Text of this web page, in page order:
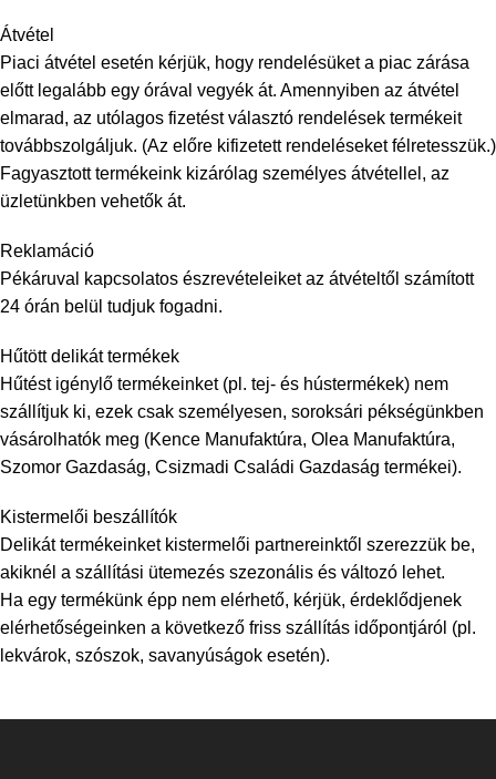
Átvétel
Piaci átvétel esetén kérjük, hogy rendelésüket a piac zárása
előtt legalább egy órával vegyék át. Amennyiben az átvétel
elmarad, az utólagos fizetést választó rendelések termékeit
továbbszolgáljuk. (Az előre kifizetett rendeléseket félretesszük.)
Fagyasztott termékeink kizárólag személyes átvétellel, az
üzletünkben vehetők át.
Reklamáció
Pékáruval kapcsolatos észrevételeiket az átvételtől számított
24 órán belül tudjuk fogadni.
Hűtött delikát termékek
Hűtést igénylő termékeinket (pl. tej- és hústermékek) nem
szállítjuk ki, ezek csak személyesen, soroksári pékségünkben
vásárolhatók meg (Kence Manufaktúra, Olea Manufaktúra,
Szomor Gazdaság, Csizmadi Családi Gazdaság termékei).
Kistermelői beszállítók
Delikát termékeinket kistermelői partnereinktől szerezzük be,
akiknél a szállítási ütemezés szezonális és változó lehet.
Ha egy termékünk épp nem elérhető, kérjük, érdeklődjenek
elérhetőségeinken a következő friss szállítás időpontjáról (pl.
lekvárok, szószok, savanyúságok esetén).